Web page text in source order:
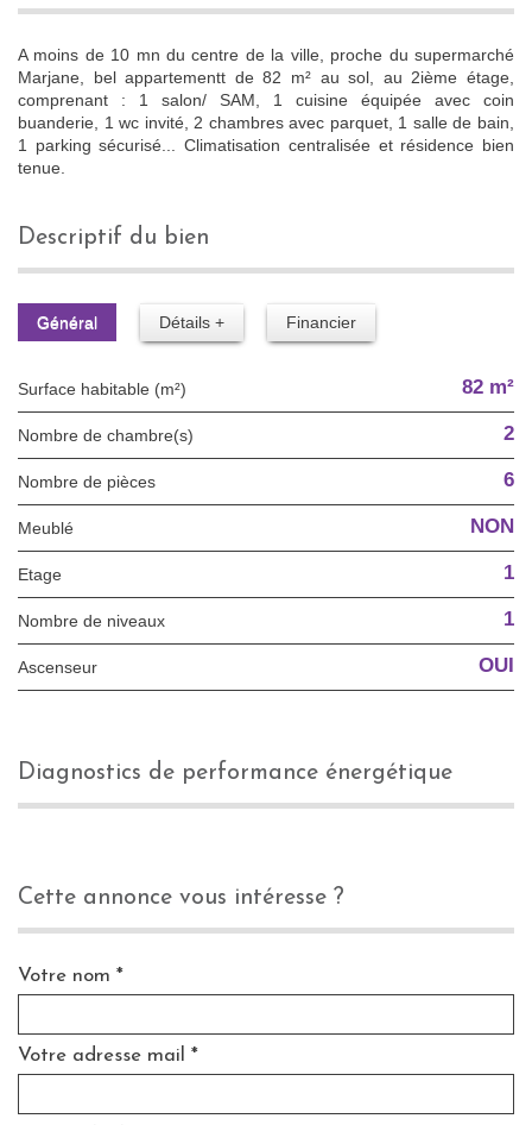
A moins de 10 mn du centre de la ville, proche du supermarché
Marjane, bel appartementt de 82 m² au sol, au 2ième étage,
comprenant : 1 salon/ SAM, 1 cuisine équipée avec coin
buanderie, 1 wc invité, 2 chambres avec parquet, 1 salle de bain,
1 parking sécurisé... Climatisation centralisée et résidence bien
tenue.
descriptif du bien
Général Détails + Financier
Surface habitable (m²) 82 m²
Nombre de chambre(s) 2
Nombre de pièces 6
Meublé NON
Etage 1
Nombre de niveaux 1
Ascenseur OUI
diagnostics de performance énergétique
cette annonce vous intéresse ?
Votre nom *
Votre adresse mail *